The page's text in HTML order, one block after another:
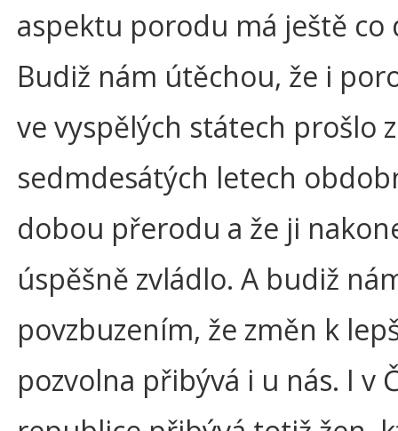
aspektu porodu má ještě co
Budiž nám útěchou, že i
ve vyspělých státech prošlo
sedmdesátých letech
dobou přerodu a že ji
úspěšně zvládlo. A budiž
povzbuzením, že změn k
pozvolna přibývá i u nás. I v